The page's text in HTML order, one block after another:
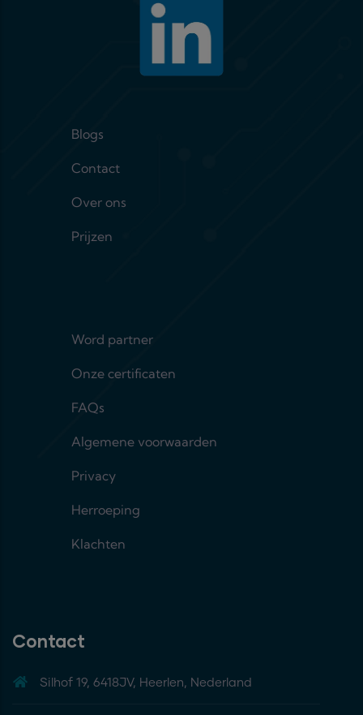
Footer menu 1
Blogs
Contact
Over ons
Prijzen
Footer menu 2
Word partner
Onze certificaten
FAQs
Algemene voorwaarden
Privacy
Herroeping
Klachten
Contact
Silhof 19, 6418JV, Heerlen, Nederland